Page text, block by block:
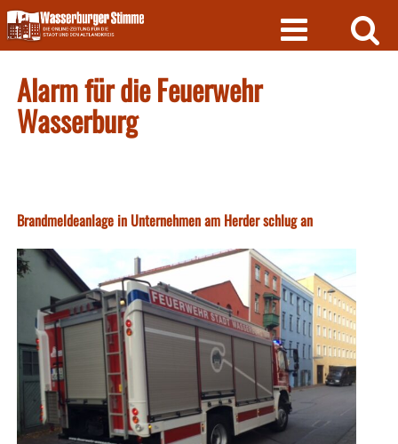
Skip
to
content
Alarm für die Feuerwehr
Wasserburg
Brandmeldeanlage in Unternehmen am Herder schlug an